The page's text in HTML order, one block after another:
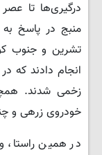
درگیری‌ها تا
منبج در پاسخ
تشرین و جنوب
انجام دادند که
زخمی شدند.
خودروی زرهی و
در همین راستا،